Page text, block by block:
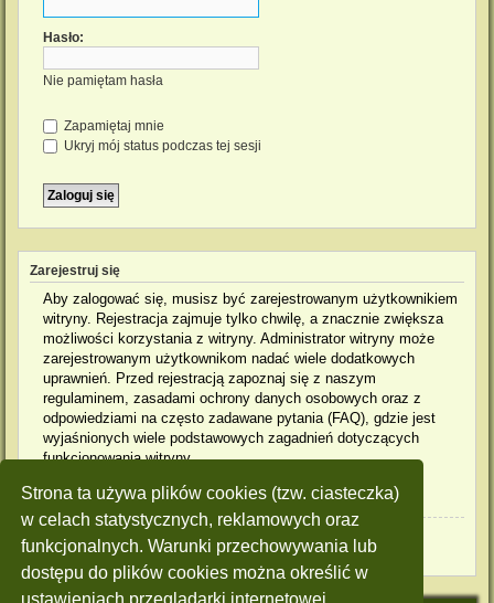
Strona ta używa plików cookies (tzw. ciasteczka)
w celach statystycznych, reklamowych oraz
funkcjonalnych. Warunki przechowywania lub
dostępu do plików cookies można określić w
ustawieniach przeglądarki internetowej.
Hasło:
Nie pamiętam hasła
Zapamiętaj mnie
Ukryj mój status podczas tej sesji
Zarejestruj się
Aby zalogować się, musisz być zarejestrowanym użytkownikiem
witryny. Rejestracja zajmuje tylko chwilę, a znacznie zwiększa
możliwości korzystania z witryny. Administrator witryny może
zarejestrowanym użytkownikom nadać wiele dodatkowych
uprawnień. Przed rejestracją zapoznaj się z naszym
regulaminem, zasadami ochrony danych osobowych oraz z
odpowiedziami na często zadawane pytania (FAQ), gdzie jest
wyjaśnionych wiele podstawowych zagadnień dotyczących
funkcjonowania witryny.
Regulamin|Zasady ochrony danych osobowych
Zarejestruj się